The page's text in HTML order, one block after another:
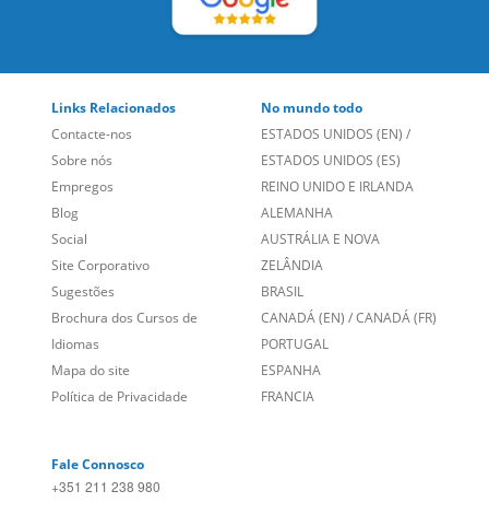
Links Relacionados
Contacte-nos
Sobre nós
Empregos
Blog
Social
Site Corporativo
Sugestões
Brochura dos Cursos de
Idiomas
Mapa do site
Política de Privacidade
No mundo todo
ESTADOS UNIDOS (EN) /
ESTADOS UNIDOS (ES)
REINO UNIDO E IRLANDA
ALEMANHA
AUSTRÁLIA E NOVA
ZELÂNDIA
BRASIL
CANADÁ (EN) /CANADÁ (FR)
PORTUGAL
ESPANHA
FRANCIA
Fale Connosco
+351 211 238 980